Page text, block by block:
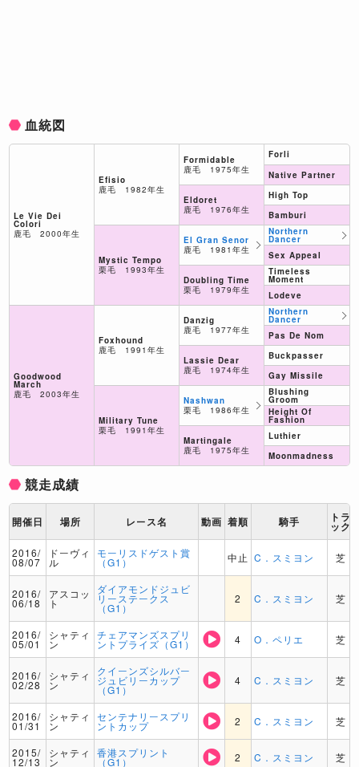
血統図
Le Vie Dei
Colori
鹿毛 2000年生
Goodwood
March
鹿毛 2003年生
Efisio
鹿毛 1982年生
Mystic Tempo
栗毛 1993年生
Foxhound
鹿毛 1991年生
Military Tune
栗毛 1991年生
Formidable
鹿毛 1975年生
Eldoret
鹿毛 1976年生
El Gran Senor
鹿毛 1981年生
Doubling Time
栗毛 1979年生
Danzig
鹿毛 1977年生
Lassie Dear
鹿毛 1974年生
Nashwan
栗毛 1986年生
Martingale
鹿毛 1975年生
Forli
Native Partner
High Top
Bamburi
Northern
Dancer
Sex Appeal
Timeless
Moment
Lodeve
Northern
Dancer
Pas De Nom
Buckpasser
Gay Missile
Blushing
Groom
Height Of
Fashion
Luthier
Moonmadness
競走成績
開催日 場所 レース名 動画 着順 騎手 トラ
ック
2016/
08/07
ドーヴィ
ル
モーリスドゲスト賞
（G1） 中止 C．スミヨン 芝
2016/
06/18
アスコッ
ト
ダイアモンドジュビ
リーステークス
（G1）
2 C．スミヨン 芝
2016/
05/01
シャティ
ン
チェアマンズスプリ
ントプライズ（G1） 4 O．ペリエ 芝
2016/
02/28
シャティ
ン
クイーンズシルバー
ジュビリーカップ
（G1）
4 C．スミヨン 芝
2016/
01/31
シャティ
ン
センテナリースプリ
ントカップ 2 C．スミヨン 芝
2015/
12/13
シャティ
ン
香港スプリント
（G1） 2 C．スミヨン 芝